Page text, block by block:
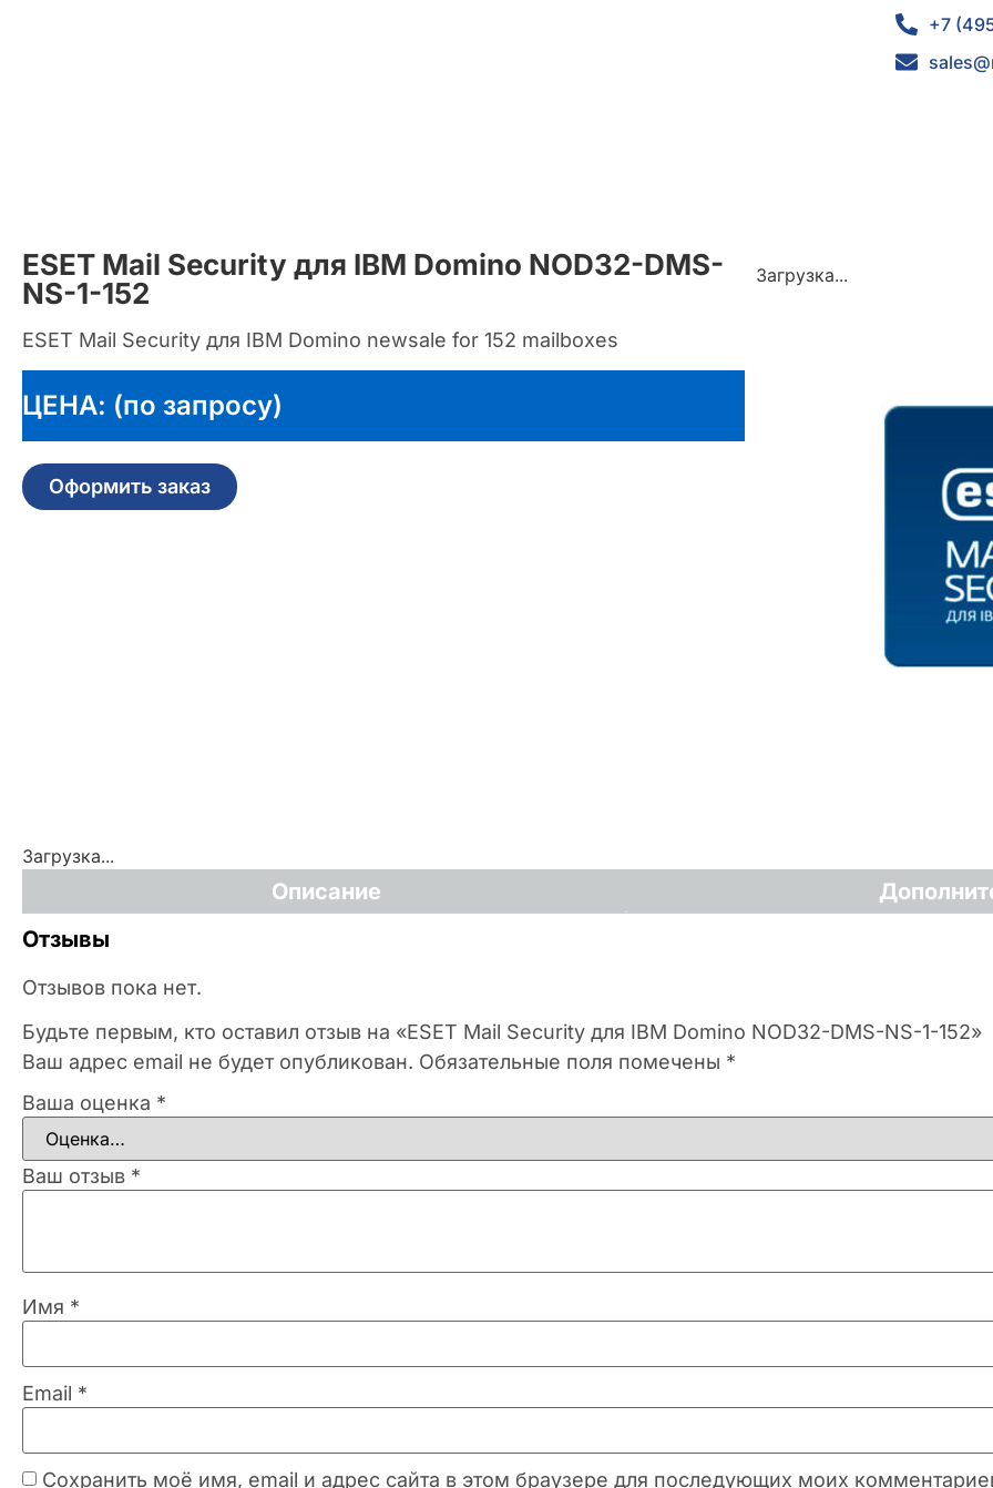
+7
ESET Mail Security для IBM Domino NOD32-DMS-
NS-1-152
ESET Mail Security для IBM Domino newsale for 152 mailboxes
ЦЕНА: (по запросу)
Оформить заказ
Загрузка...
Загрузка...
Описание
Отзывы
Отзывов пока нет.
Будьте первым, кто оставил отзыв на «ESET Mail Security для IBM Domino NOD32-DMS-NS-1-152»
Ваш адрес email не будет опубликован. Обязательные поля помечены *
Ваша оценка *
Ваш отзыв *
Имя *
Email *
Сохранить моё имя, email и адрес сайта в этом браузере для последующих моих